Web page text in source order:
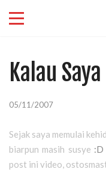
Kalau
05/11/2007
Sejak saya memulai
biarpun masih susye :D
post ini video,